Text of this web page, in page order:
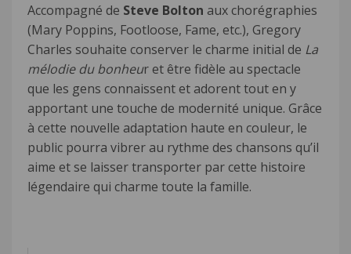
Accompagné de Steve Bolton aux chorégraphies
(Mary Poppins, Footloose, Fame, etc.), Gregory
Charles souhaite conserver le charme initial de La
mélodie du bonheur et être fidèle au spectacle
que les gens connaissent et adorent tout en y
apportant une touche de modernité unique. Grâce
à cette nouvelle adaptation haute en couleur, le
public pourra vibrer au rythme des chansons qu’il
aime et se laisser transporter par cette histoire
légendaire qui charme toute la famille.